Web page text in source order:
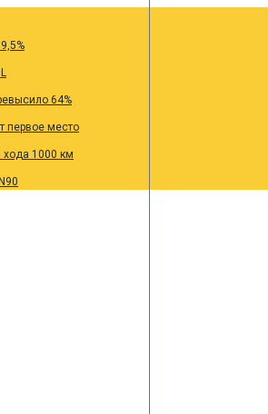
64%
первое место
хода 1000 км